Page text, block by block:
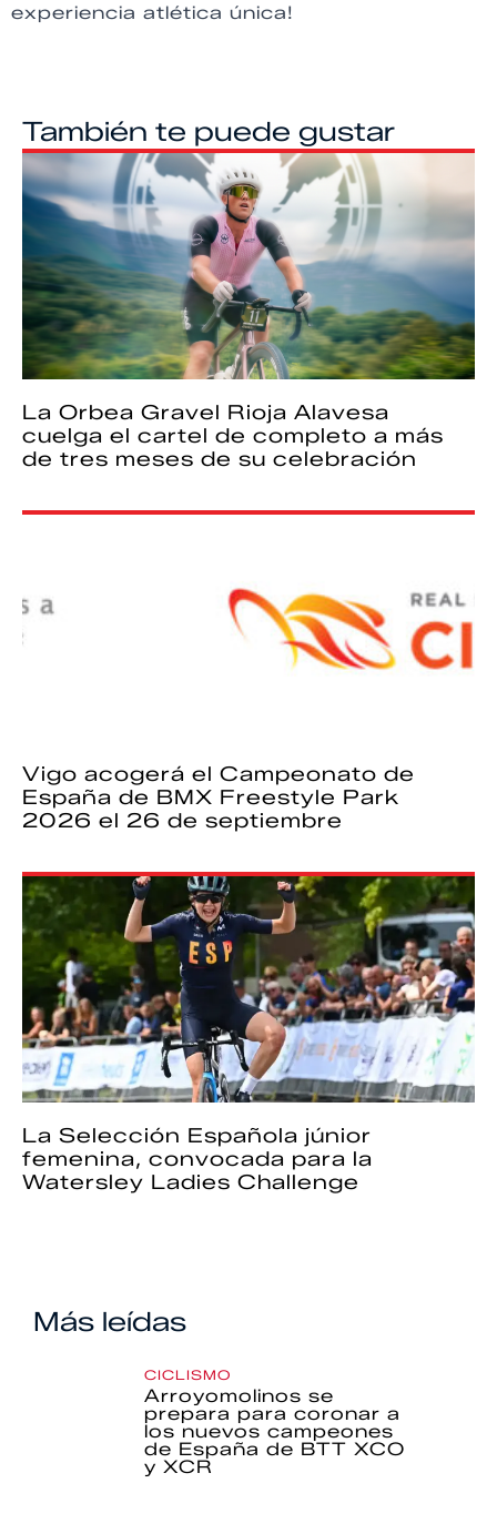
experiencia atlética única!
También te puede gustar
La Orbea Gravel Rioja Alavesa
cuelga el cartel de completo a más
de tres meses de su celebración
Vigo acogerá el Campeonato de
España de BMX Freestyle Park
2026 el 26 de septiembre
La Selección Española júnior
femenina, convocada para la
Watersley Ladies Challenge
Más leídas
CICLISMO
Arroyomolinos se
prepara para coronar a
los nuevos campeones
de España de BTT XCO
y XCR